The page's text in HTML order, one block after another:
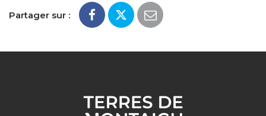
Partager sur :